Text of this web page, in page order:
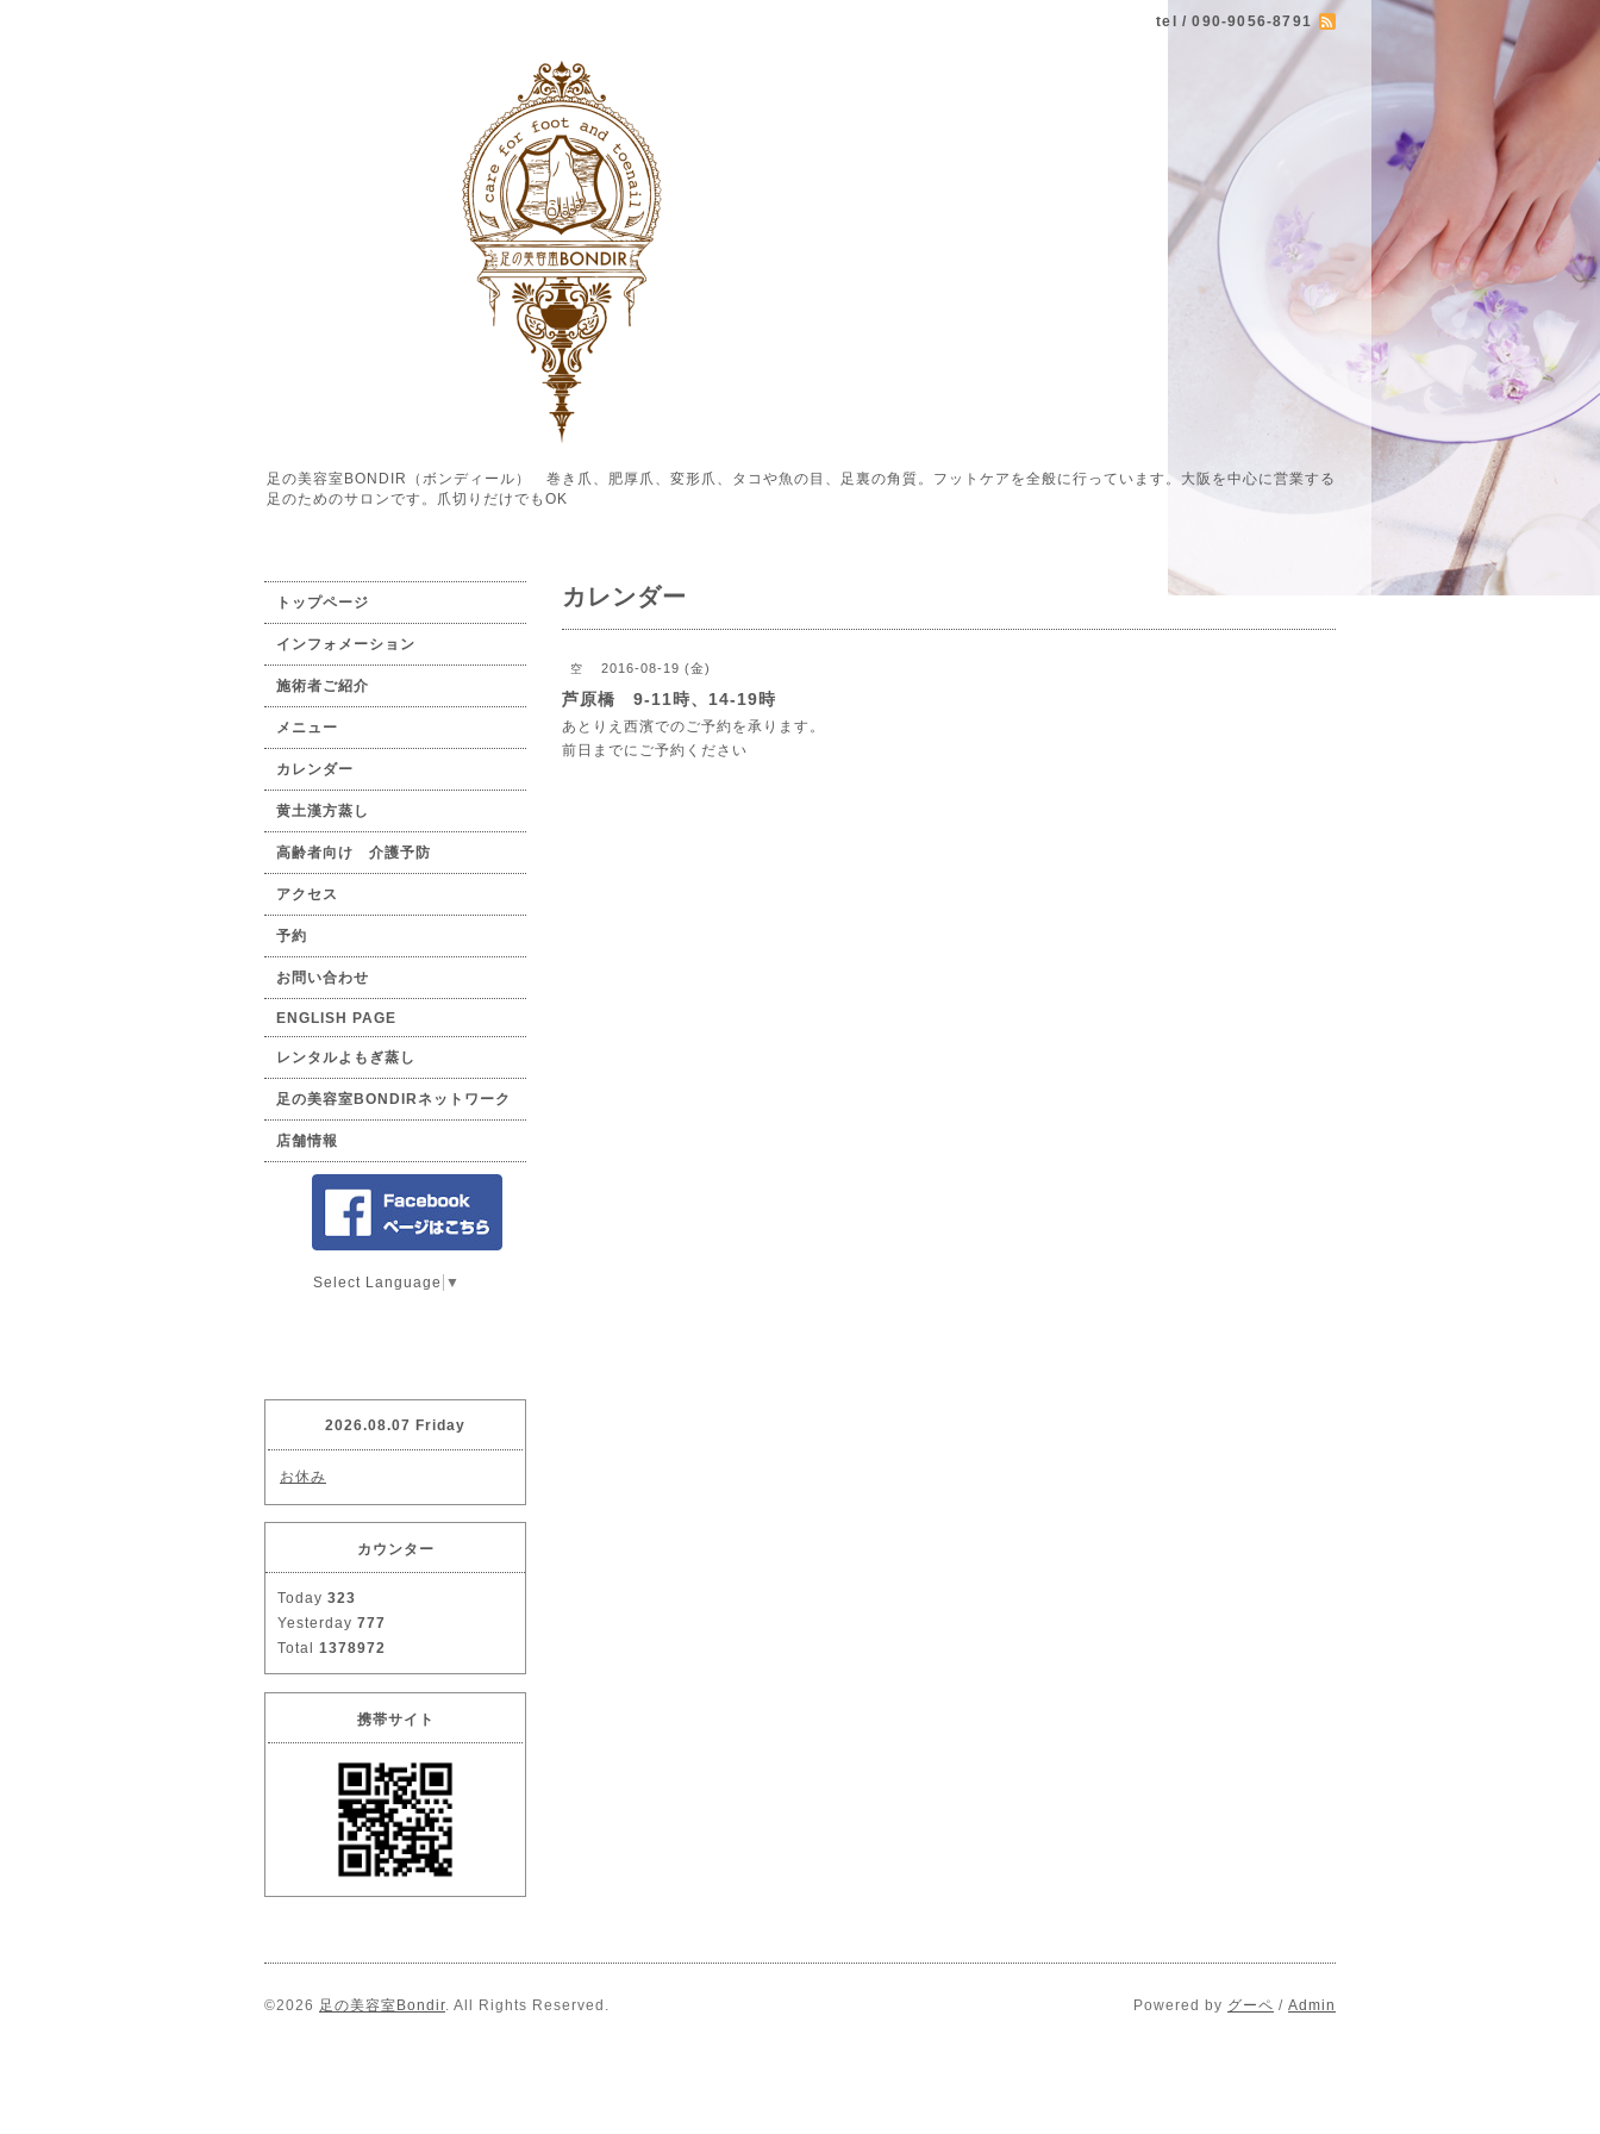
tel / 090-9056-8791
足の美容室BONDIR（ボンディール） 巻き爪、肥厚爪、変形爪、タコや魚の目、足裏の角質。フットケアを全般に行っています。大阪を中心に営業する
足のためのサロンです。爪切りだけでもOK
カレンダー
空 2016-08-19 (金)
芦原橋 9-11時、14-19時
あとりえ西濱でのご予約を承ります。
前日までにご予約ください
トップページ
インフォメーション
施術者ご紹介
メニュー
カレンダー
黄土漢方蒸し
高齢者向け 介護予防
アクセス
予約
お問い合わせ
ENGLISH PAGE
レンタルよもぎ蒸し
足の美容室BONDIRネットワーク
店舗情報
Select Language ▼
2026.08.07 Friday
お休み
カウンター
Today 323
Yesterday 777
Total 1378972
携帯サイト
©2026 足の美容室Bondir. All Rights Reserved. Powered by グーペ / Admin